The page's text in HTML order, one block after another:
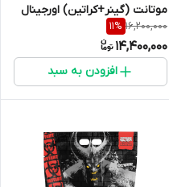
موتانت (گینر+کراتین) اورجینال
شناسنامه دار
16,200,000
11%
14,400,000
افزودن به سبد